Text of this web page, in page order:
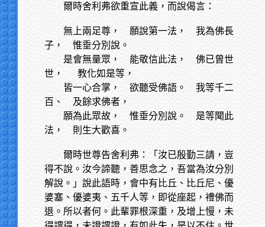
爾時舍利弗欲重宣此義，而說偈言：
無上兩足尊，
願說第一法， 我為佛長
子， 惟垂分別說。
是會無量眾，
能敬信此法， 佛已曾世
世， 教化如是等，
皆一心合掌，
欲聽受佛語。 我等千二
百、 及餘求佛者，
願為此眾故，
惟垂分別說。 是等聞此
法， 則生大歡喜。
爾時世尊告舍利弗：「汝已殷勤三請，豈
得不說。汝今諦聽，善思念之，吾當為汝分別
解說。」說此語時，會中有比丘、比丘尼、優
婆塞、優婆夷、五千人等，即從座起，禮佛而
退。所以者何。此輩罪根深重，及增上慢，未